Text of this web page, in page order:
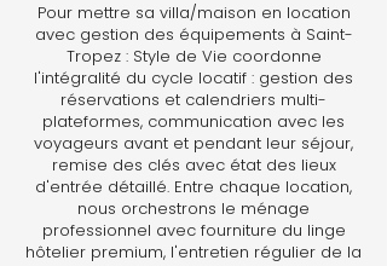
Pour mettre sa villa/maison en location
avec gestion des équipements à Saint-
Tropez : Style de Vie coordonne
l'intégralité du cycle locatif : gestion des
réservations et calendriers multi-
plateformes, communication avec les
voyageurs avant et pendant leur séjour,
remise des clés avec état des lieux
d'entrée détaillé. Entre chaque location,
nous orchestrons le ménage
professionnel avec fourniture du linge
hôtelier premium, l'entretien régulier de la